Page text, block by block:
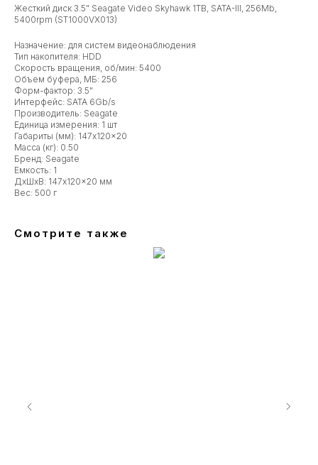
Жесткий диск 3.5" Seagate Video Skyhawk 1TB, SATA-III, 256Mb,
5400rpm (ST1000VX013)
Назначение: для систем видеонаблюдения
Тип накопителя: HDD
Скорость вращения, об/мин: 5400
Объем буфера, МБ: 256
Форм-фактор: 3.5"
Интерфейс: SATA 6Gb/s
Производитель: Seagate
Единица измерения: 1 шт
Габариты (мм): 147x120x20
Масса (кг): 0.50
Бренд: Seagate
Емкость: 1
ДxШxВ: 147x120x20 мм
Вес: 500 г
Смотрите также